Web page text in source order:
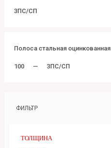
3ПС/СП
Полоса стальная оцинкованная
100 — 3ПС/СП
ФИЛЬТР
ТОЛЩИНА